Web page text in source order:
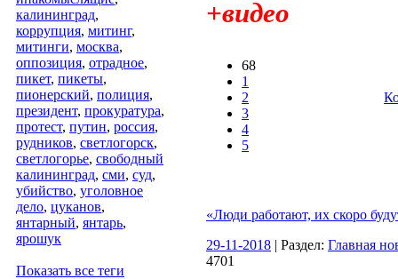
калининград,
коррупция, митинг,
митинги, москва,
оппозиция, отрадное,
пикет, пикеты,
пионерский, полиция,
президент, прокуратура,
протест, путин, россия,
рудников, светлогорск,
светлогорье, свободный
калининград, сми, суд,
убийство, уголовное
дело, цуканов,
янтарный, янтарь,
ярошук
Показать все теги
+видео
68
1
2
3
4
5
«Люди работают, их скоро
29-11-2018 | Раздел: Главная
4701